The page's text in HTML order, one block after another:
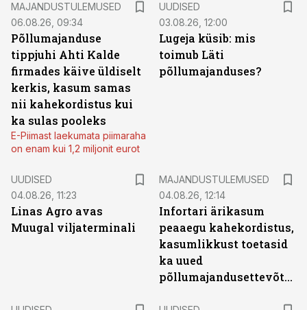
MAJANDUSTULEMUSED
06.08.26, 09:34
Põllumajanduse
tippjuhi Ahti Kalde
firmades käive üldiselt
kerkis, kasum samas
nii kahekordistus kui
ka sulas pooleks
E-Piimast laekumata piimaraha
on enam kui 1,2 miljonit eurot
UUDISED
03.08.26, 12:00
Lugeja küsib: mis
toimub Läti
põllumajanduses?
UUDISED
04.08.26, 11:23
Linas Agro avas
Muugal viljaterminali
MAJANDUSTULEMUSED
04.08.26, 12:14
Infortari ärikasum
peaaegu kahekordistus,
kasumlikkust toetasid
ka uued
põllumajandusettevõtted